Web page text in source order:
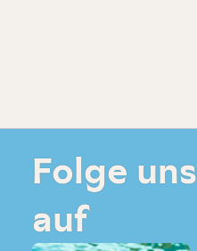
Folge uns
auf